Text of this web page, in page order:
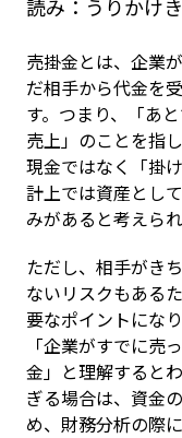
読み： うりかけ
売掛金とは、企業
だ相手から代金を
す。つまり、「あ
売上」のことを指
現金ではなく「掛
計上では資産とし
みがあると考えられ
ただし、相手がき
ないリスクもある
要なポイントにな
「企業がすでに売
金」と理解すると
ぎる場合は、資金
め、財務分析の際